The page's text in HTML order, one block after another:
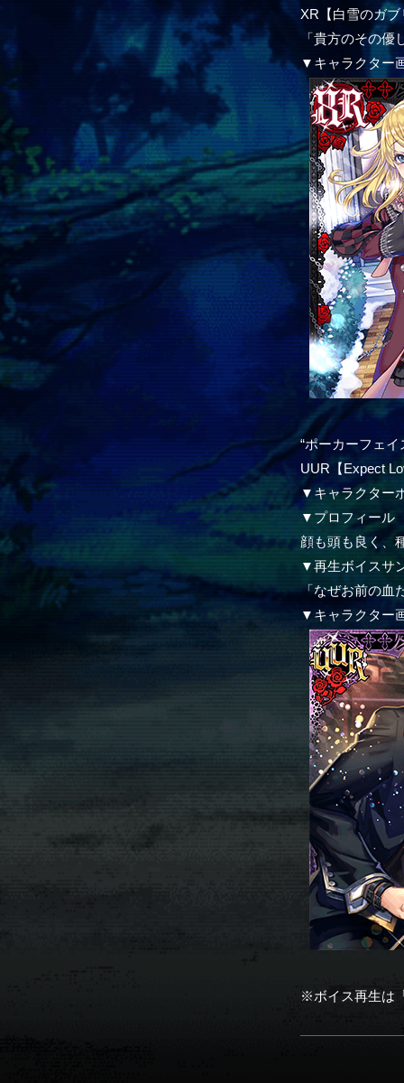
XR【白雪のガ
「貴方のその
▼キャラクター
“ポーカーフェイ
UUR【Expect
▼キャラクター
▼プロフィール
顔も頭も良く、
▼再生ボイスサ
「なぜお前の血
▼キャラクター
※ボイス再生は